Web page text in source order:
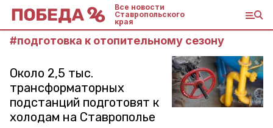
Все новости
Ставропольского
края
#подготовка к отопительному сезону
Около 2,5 тыс.
трансформаторных
подстанций подготовят к
холодам на Ставрополье